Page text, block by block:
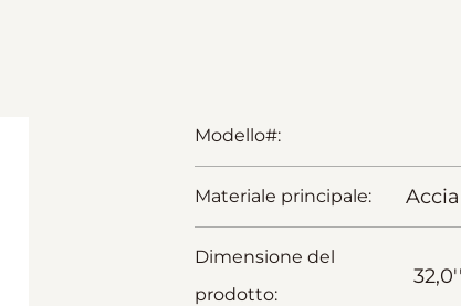
Modello#:
Materiale principale:
Dimensione del
prodotto: